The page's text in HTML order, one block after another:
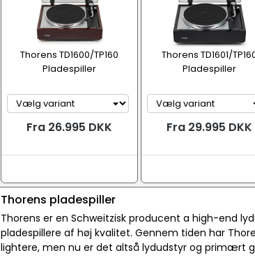
Thorens TD1600/TP160
Pladespiller
Fra 26.995 DKK
Thorens TD1601/
Pladespiller
Fra 29.995 DKK
Thorens pladespiller
Thorens er en Schweitzisk producent a high-end
pladespillere af høj kvalitet. Gennem tiden har
lightere, men nu er det altså lydudstyr og primært